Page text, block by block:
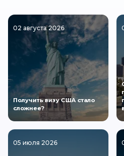
02 августа 2026
Получить визу США стало
сложнее?
05 июля 2026